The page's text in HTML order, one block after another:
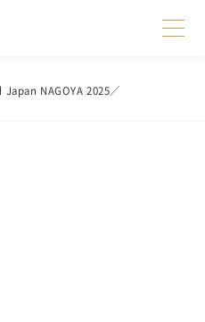
NAGOYA 2025／